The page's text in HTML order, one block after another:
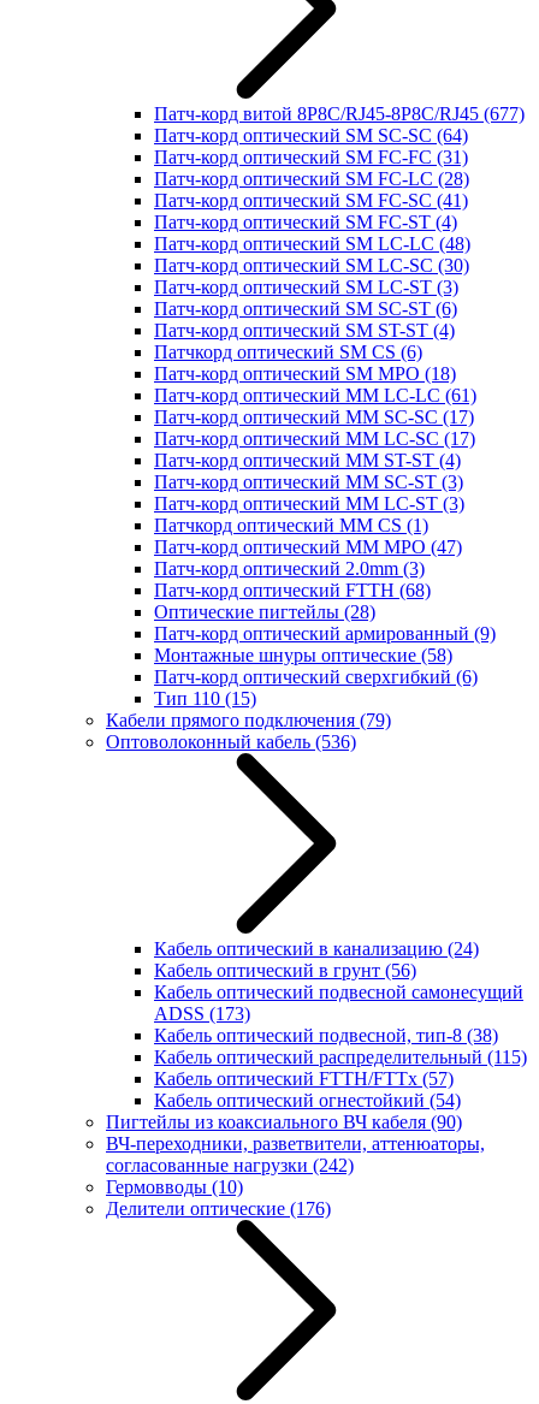
Патч-корд витой 8P8C/RJ45-8P8C/RJ45 (677)
Патч-корд оптический SM SC-SC (64)
Патч-корд оптический SM FC-FC (31)
Патч-корд оптический SM FC-LC (28)
Патч-корд оптический SM FC-SC (41)
Патч-корд оптический SM FC-ST (4)
Патч-корд оптический SM LC-LC (48)
Патч-корд оптический SM LC-SC (30)
Патч-корд оптический SM LC-ST (3)
Патч-корд оптический SM SC-ST (6)
Патч-корд оптический SM ST-ST (4)
Патчкорд оптический SM CS (6)
Патч-корд оптический SM MPO (18)
Патч-корд оптический MM LC-LC (61)
Патч-корд оптический MM SC-SC (17)
Патч-корд оптический MM LC-SC (17)
Патч-корд оптический MM ST-ST (4)
Патч-корд оптический MM SC-ST (3)
Патч-корд оптический MM LC-ST (3)
Патчкорд оптический MM CS (1)
Патч-корд оптический MM MPO (47)
Патч-корд оптический 2.0mm (3)
Патч-корд оптический FTTH (68)
Оптические пигтейлы (28)
Патч-корд оптический армированный (9)
Монтажные шнуры оптические (58)
Патч-корд оптический сверхгибкий (6)
Тип 110 (15)
Кабели прямого подключения (79)
Оптоволоконный кабель (536)
Кабель оптический в канализацию (24)
Кабель оптический в грунт (56)
Кабель оптический подвесной самонесущий
ADSS (173)
Кабель оптический подвесной, тип-8 (38)
Кабель оптический распределительный (115)
Кабель оптический FTTH/FTTx (57)
Кабель оптический огнестойкий (54)
Пигтейлы из коаксиального ВЧ кабеля (90)
ВЧ-переходники, разветвители, аттенюаторы,
согласованные нагрузки (242)
Гермовводы (10)
Делители оптические (176)